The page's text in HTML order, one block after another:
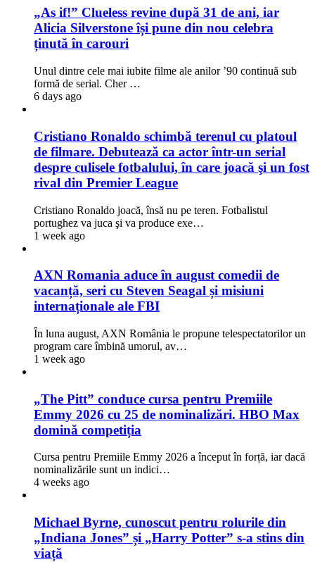
„As if!” Clueless revine după 31 de ani, iar
Alicia Silverstone își pune din nou celebra
ținută în carouri
Unul dintre cele mai iubite filme ale anilor ’90 continuă sub
formă de serial. Cher …
6 days ago
Cristiano Ronaldo schimbă terenul cu platoul
de filmare. Debutează ca actor într-un serial
despre culisele fotbalului, în care joacă şi un fost
rival din Premier League
Cristiano Ronaldo joacă, însă nu pe teren. Fotbalistul
portughez va juca şi va produce exe…
1 week ago
AXN Romania aduce în august comedii de
vacanță, seri cu Steven Seagal și misiuni
internaționale ale FBI
În luna august, AXN România le propune telespectatorilor un
program care îmbină umorul, av…
1 week ago
„The Pitt” conduce cursa pentru Premiile
Emmy 2026 cu 25 de nominalizări. HBO Max
domină competiția
Cursa pentru Premiile Emmy 2026 a început în forță, iar dacă
nominalizările sunt un indici…
4 weeks ago
Michael Byrne, cunoscut pentru rolurile din
„Indiana Jones” și „Harry Potter” s-a stins din
viață